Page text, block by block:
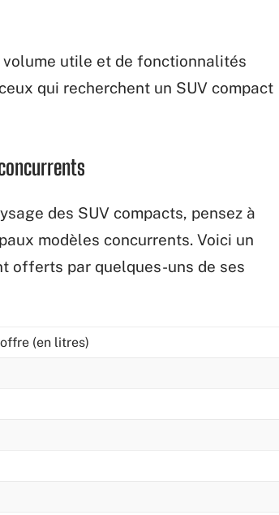
utile et de fonctionnalités
qui recherchent un SUV compact
des SUV compacts, pensez à
modèles concurrents. Voici un
offerts par quelques-uns de ses
(en litres)